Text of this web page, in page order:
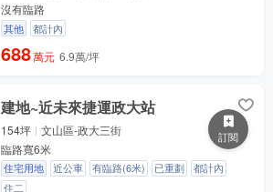
沒有臨路
其他 都計內
688萬元 6.9萬/坪
建地~近未來捷運政大站
154坪
文山區-政大三街
臨路寬6米
住宅用地 近公車 有臨路(6米) 已重劃
都計內
住二
訂閱